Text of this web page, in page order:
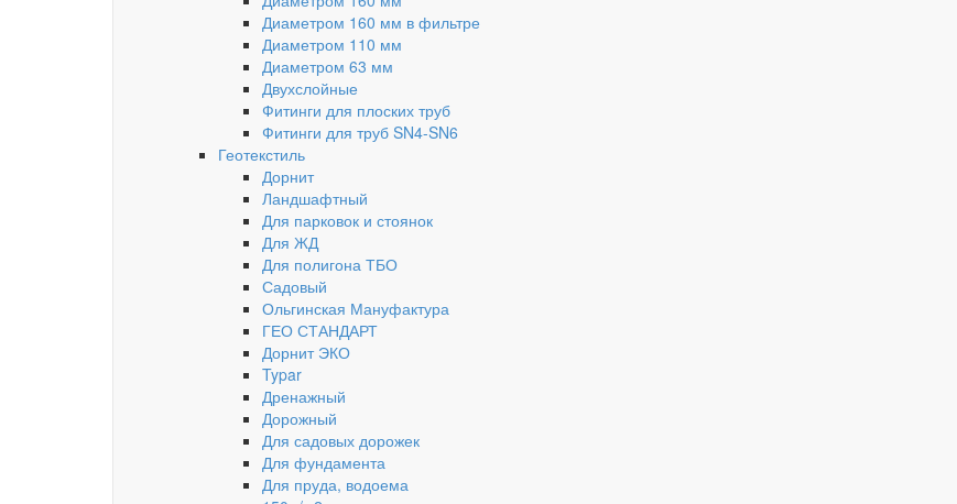
Диаметром 160 мм в фильтре
Диаметром 110 мм
Диаметром 63 мм
Двухслойные
Фитинги для плоских труб
Фитинги для труб SN4-SN6
Геотекстиль
Дорнит
Ландшафтный
Для парковок и стоянок
Для ЖД
Для полигона ТБО
Садовый
Ольгинская Мануфактура
ГЕО СТАНДАРТ
Дорнит ЭКО
Typar
Дренажный
Дорожный
Для садовых дорожек
Для фундамента
Для пруда, водоема